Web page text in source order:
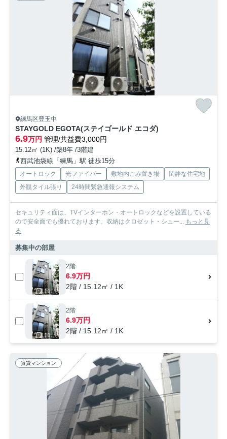
練馬区豊玉中
STAYGOLD EGOTA(ステイゴールド エコダ)
6.9万円 管理/共益費3,000円
15.12㎡ (1K) /築8年 /3階建
西武池袋線「練馬」駅 徒歩15分
オートロック 光ファイバー 敷地内ごみ置き場
閑静な住宅地
外観タイル張り
24時間緊急通報システム
セキュリティ面は、TVインターホン・オートロックなどを設置している
ので安全面でも優れております。収納はクロゼット・シュー... もっと見
る
募集中の部屋
2階
6.9万円
2階 / 15.12㎡ / 1K
2階
6.9万円
2階 / 15.12㎡ / 1K
賃貸マンション